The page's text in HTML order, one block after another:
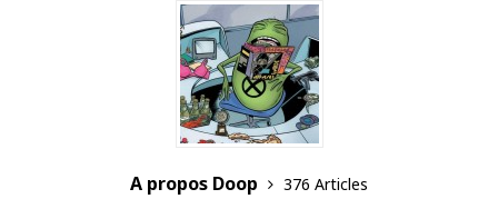
A propos Doop
376 Articles